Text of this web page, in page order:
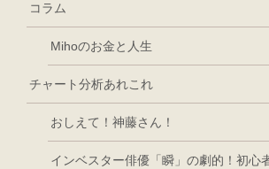
コラム
Mihoのお金と人生
チャート分析あれこれ
おしえて！神藤さん！
インベスター俳優「瞬」の劇的！初心